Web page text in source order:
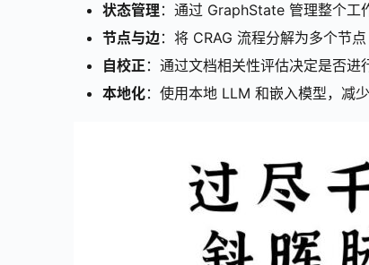
状态管理 ：通过 GraphState 管理整个工
节点与边：将 CRAG 流程分解为多个节
自校正：通过文档相关性评估决定是否进
本地化：使用本地 LLM 和嵌入模型，减